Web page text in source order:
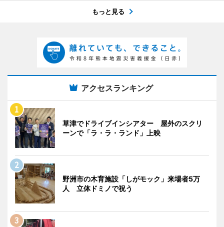
もっと見る
アクセスランキング
草津でドライブインシアター 屋外のスクリ
ーンで「ラ・ラ・ランド」上映
野洲市の木育施設「しがモック」来場者5万
人 立体ドミノで祝う